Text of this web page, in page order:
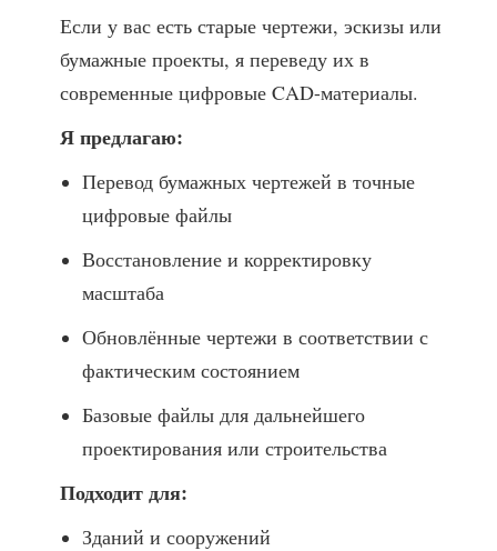
Если у вас есть старые чертежи, эскизы или
бумажные проекты, я переведу их в
современные цифровые CAD-материалы.
Я предлагаю:
Перевод бумажных чертежей в точные
цифровые файлы
Восстановление и корректировку
масштаба
Обновлённые чертежи в соответствии с
фактическим состоянием
Базовые файлы для дальнейшего
проектирования или строительства
Подходит для:
Зданий и сооружений